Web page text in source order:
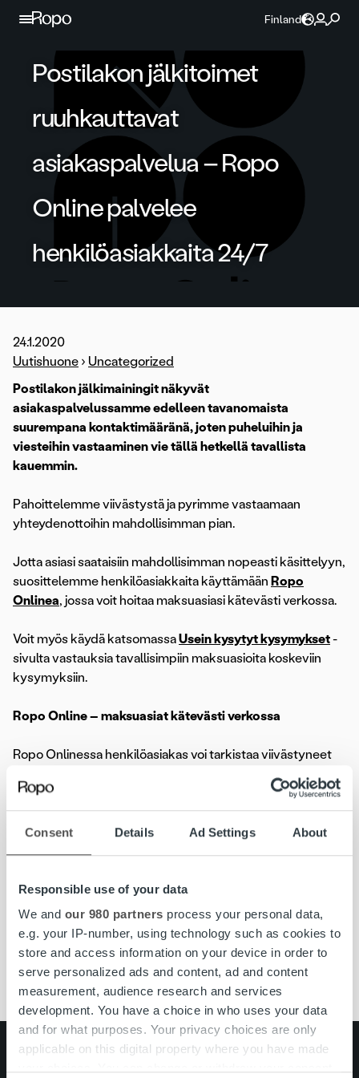
Consent Details Ad Settings About
Responsible use of your data
We and our 980 partners process your personal data,
e.g. your IP-number, using technology such as cookies to
store and access information on your device in order to
serve personalized ads and content, ad and content
measurement, audience research and services
development. You have a choice in who uses your data
and for what purposes. Your privacy choices are only
applicable on this digital property where you have made
Jatka sisältöön
Finland
Postilakon jälkitoimet
ruuhkauttavat
asiakaspalvelua – Ropo
Online palvelee
henkilöasiakkaita 24/7
24.1.2020
Uutishuone › Uncategorized
Postilakon jälkimainingit näkyvät
asiakaspalvelussamme edelleen tavanomaista
suurempana kontaktimääränä, joten puheluihin ja
viesteihin vastaaminen vie tällä hetkellä tavallista
kauemmin.
Pahoittelemme viivästystä ja pyrimme vastaamaan
yhteydenottoihin mahdollisimman pian.
Jotta asiasi saataisiin mahdollisimman nopeasti käsittelyyn,
suosittelemme henkilöasiakkaita käyttämään Ropo
Onlinea, jossa voit hoitaa maksuasiasi kätevästi verkossa.
Voit myös käydä katsomassaUsein kysytyt kysymykset-
sivulta vastauksia tavallisimpiin maksuasioita koskeviin
kysymyksiin.
Ropo Online – maksuasiat kätevästi verkossa
Ropo Onlinessa henkilöasiakas voi tarkistaa viivästyneet
maksut, siirtää eräpäivää, tehdä maksusuunnitelman tai
ilmoittaa tilinumeron mahdollisia liikasuoritusten maksun
palautuksia varten.
Palveluun pääsee kirjautumaan osoitteessa
Asioiden hoitoa varten tarvitset Ropo Online -tunnuksen
sekä asianumeron, jotka löytyvät maksuvalvontakirjeestä.
Online-palveluun kirjaudutaan omilla henkilökohtaisilla
pankkitunnuksilla.
Search for: